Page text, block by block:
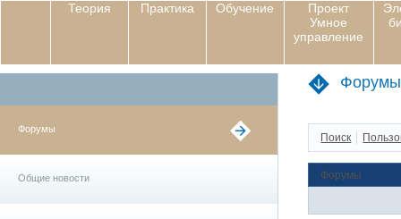
Теория Практика Обучение
Проект
Умное
управление
Форумы
Общие новости
Поиск
Форумы